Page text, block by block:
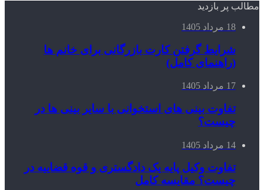
مطالب پر بازدید
18 مرداد 1405
شرایط گرفتن کارت بازرگانی برای خانم ها
(راهنمای کامل)
17 مرداد 1405
تفاوت بینی های استخوانی با سایر بینی ها در
چیست؟
14 مرداد 1405
تفاوت وکیل پایه یک دادگستری و قوه قضاییه در
چیست؟ مقایسه کامل